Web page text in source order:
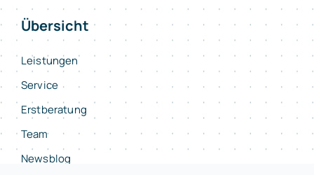
Übersicht
Leistungen
Service
Erstberatung
Team
Newsblog